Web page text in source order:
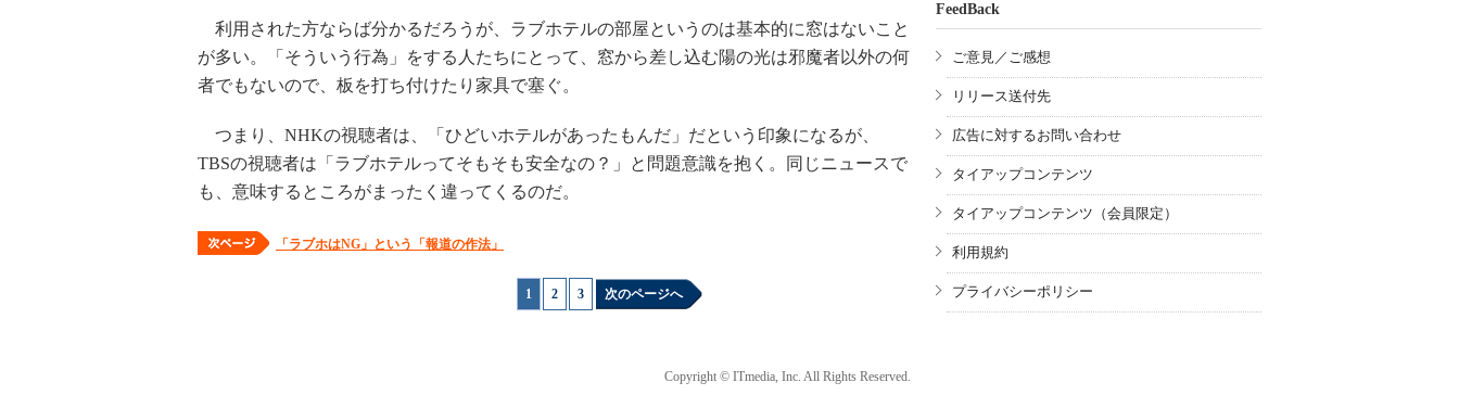
利用された方ならば分かるだろうが、ラブホテルの部屋というのは基本的に窓はないこと
が多い。「そういう行為」をする人たちにとって、窓から差し込む陽の光は邪魔者以外の何
者でもないので、板を打ち付けたり家具で塞ぐ。
つまり、NHKの視聴者は、「ひどいホテルがあったもんだ」だという印象になるが、
TBSの視聴者は「ラブホテルってそもそも安全なの？」と問題意識を抱く。同じニュースで
も、意味するところがまったく違ってくるのだ。
「ラブホはNG」という「報道の作法」
1 2 3 次のページへ
Copyright © ITmedia, Inc. All Rights Reserved.
FeedBack
ご意見／ご感想
リリース送付先
広告に対するお問い合わせ
タイアップコンテンツ
タイアップコンテンツ（会員限定）
利用規約
プライバシーポリシー